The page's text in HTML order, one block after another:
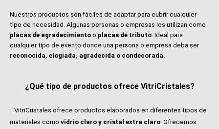
Nuestros productos son fáciles de adaptar para cubrir cualquier
tipo de necesidad. Algunas personas o empresas los utilizan como
placas de agradecimiento o placas de tributo . Ideal para
cualquier tipo de evento donde una persona o empresa deba ser
reconocida, elogiada, agradecida o condecorada.
¿Qué tipo de productos ofrece VitriCristales?
VitriCristales ofrece productos elaborados en diferentes tipos de
materiales como vidrio claro y cristal extra claro . Ofrecemos